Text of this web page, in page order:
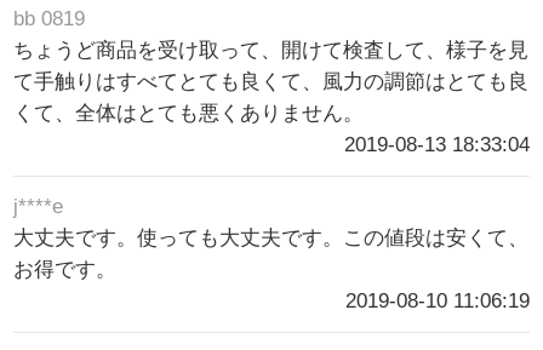
bb 0819
ちょうど商品を受け取って、開けて検査して、様子を見
て手触りはすべてとても良くて、風力の調節はとても良
くて、全体はとても悪くありません。
2019-08-13 18:33:04
j****e
大丈夫です。使っても大丈夫です。この値段は安くて、
お得です。
2019-08-10 11:06:19